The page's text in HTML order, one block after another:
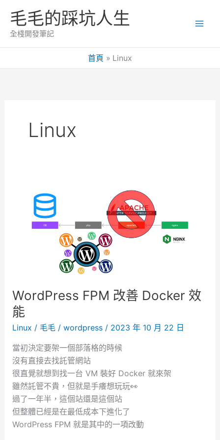
毛毛的踩坑人生
全棧開發筆記
首頁 Linux
Linux
WordPress FPM 改善 Docker 效
能
Linux / 毛毛 / wordpress/ 2023 年 10 月 22 日
當初決定要架一個部落格的時候
沒有直接去找託管網站
很直覺就想到找一台 VM 裝好 Docker 就來架
雖然託管不貴，但就是手癢想玩玩👀
過了一年半，這個站還是這個站
但整體已經是在最低成本下進化了
WordPress FPM 就是其中的一項改動